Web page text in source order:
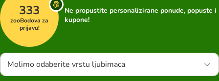
333
zooBodova za
prijavu!
Ne propustite personalizirane ponude, popuste i
kupone!
Molimo odaberite vrstu ljubimaca